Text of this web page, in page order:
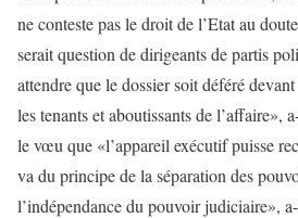
ne conteste pas le droit de l’Etat au
serait question de dirigeants de partis
attendre que le dossier soit déféré
les tenants et aboutissants de l’affaire»,
le vœu que «l’appareil exécutif puisse
va du principe de la séparation des
l’indépendance du pouvoir judiciaire»,